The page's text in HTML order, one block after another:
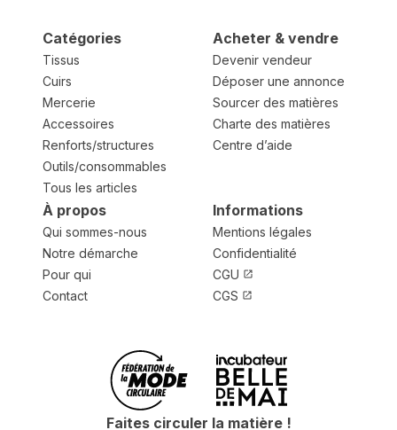
Catégories
Tissus
Cuirs
Mercerie
Accessoires
Renforts/structures
Outils/consommables
Tous les articles
Acheter & vendre
Devenir vendeur
Déposer une annonce
Sourcer des matières
Charte des matières
Centre d’aide
À propos
Qui sommes-nous
Notre démarche
Pour qui
Contact
Informations
Mentions légales
Confidentialité
CGU
CGS
Faites circuler la matière !